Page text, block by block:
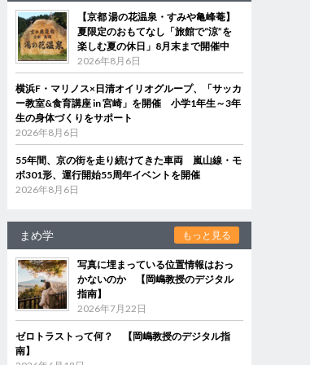
【京都 湯の花温泉・すみや亀峰菴】
夏限定のおもてなし「旅館で“涼”を
楽しむ夏の休日」8月末まで開催中
2026年8月6日
横浜F・マリノス×日清オイリオグループ、「サッカ
ー教室&食育講座 in 宮崎」を開催 小学1年生～3年
生の身体づくりをサポート
2026年8月6日
55年間、京の街を走り続けてきた車両 嵐山線・モ
ボ301形、運行開始55周年イベントを開催
2026年8月6日
まめ学 もっと見る
写真に埋まっている位置情報はおっ
かないのか 【岡嶋教授のデジタル
指南】
2026年7月22日
ゼロトラストって何？ 【岡嶋教授のデジタル指
南】